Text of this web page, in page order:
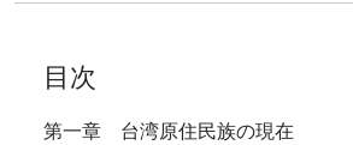
目次
第一章 台湾原住民族の現在